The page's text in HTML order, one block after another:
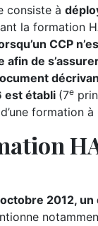
consiste à
la formation
CCP
afin de
est établi (7e
formation
octobre 2012, un